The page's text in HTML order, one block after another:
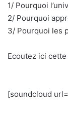
1/ Pourquoi
2/ Pourquoi
3/ Pourquoi les
Ecoutez ici
[soundcloud